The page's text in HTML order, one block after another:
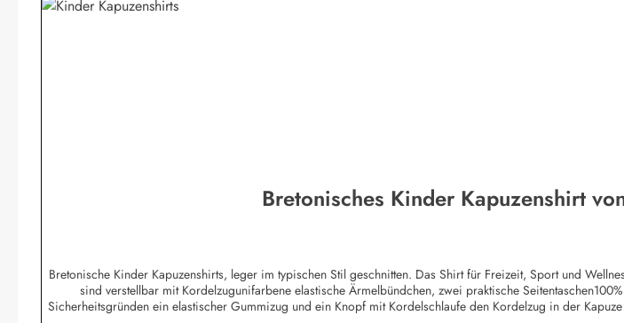
Bretonisches Kinder Kapuzenshirt
Bretonische Kinder Kapuzenshirts, leger im typischen Stil geschnitten. Das Shirt für Freizeit, Sport und
sind verstellbar mit Kordelzugunifarbene elastische Ärmelbündchen, zwei praktische
Sicherheitsgründen ein elastischer Gummizug und ein Knopf mit Kordelschlaufe den Kordelzug in der